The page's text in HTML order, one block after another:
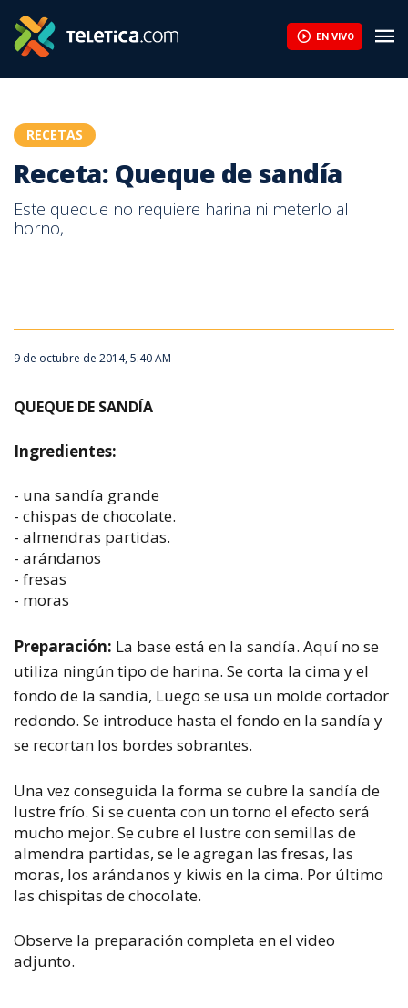
EN VIVO
RECETAS
Receta: Queque de sandía
Este queque no requiere harina ni meterlo al
horno,
9 de octubre de 2014, 5:40 AM
QUEQUE DE SANDÍA
Ingredientes:
- una sandía grande
- chispas de chocolate.
- almendras partidas.
- arándanos
- fresas
- moras
Preparación: La base está en la sandía. Aquí no se
utiliza ningún tipo de harina. Se corta la cima y el
fondo de la sandía, Luego se usa un molde cortador
redondo. Se introduce hasta el fondo en la sandía y
se recortan los bordes sobrantes.
Una vez conseguida la forma se cubre la sandía de
lustre frío. Si se cuenta con un torno el efecto será
mucho mejor. Se cubre el lustre con semillas de
almendra partidas, se le agregan las fresas, las
moras, los arándanos y kiwis en la cima. Por último
las chispitas de chocolate.
Observe la preparación completa en el video
adjunto.